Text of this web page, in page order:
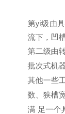
第yi级由
流下，凹
第二级由
批次式机
其他一些
数、狭槽
满 足一个